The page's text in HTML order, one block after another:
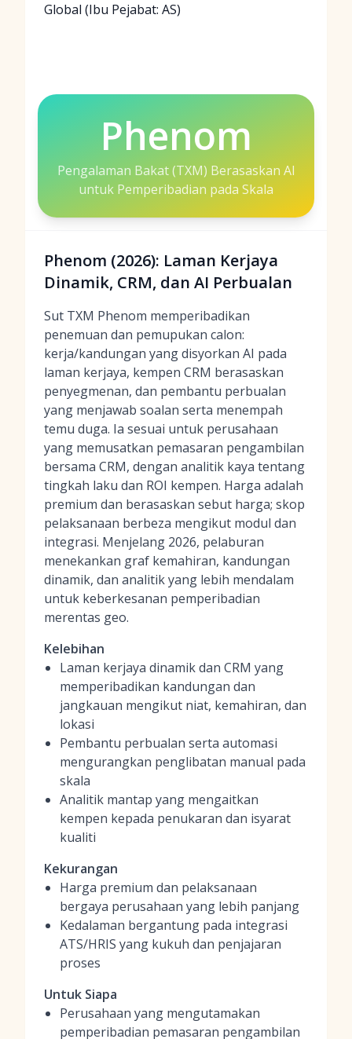
Global (Ibu Pejabat: AS)
Phenom
Pengalaman Bakat (TXM) Berasaskan AI
untuk Pemperibadian pada Skala
Phenom (2026): Laman Kerjaya
Dinamik, CRM, dan AI Perbualan
Sut TXM Phenom memperibadikan
penemuan dan pemupukan calon:
kerja/kandungan yang disyorkan AI pada
laman kerjaya, kempen CRM berasaskan
penyegmenan, dan pembantu perbualan
yang menjawab soalan serta menempah
temu duga. Ia sesuai untuk perusahaan
yang memusatkan pemasaran pengambilan
bersama CRM, dengan analitik kaya tentang
tingkah laku dan ROI kempen. Harga adalah
premium dan berasaskan sebut harga; skop
pelaksanaan berbeza mengikut modul dan
integrasi. Menjelang 2026, pelaburan
menekankan graf kemahiran, kandungan
dinamik, dan analitik yang lebih mendalam
untuk keberkesanan pemperibadian
merentas geo.
Kelebihan
Laman kerjaya dinamik dan CRM yang
memperibadikan kandungan dan
jangkauan mengikut niat, kemahiran, dan
lokasi
Pembantu perbualan serta automasi
mengurangkan penglibatan manual pada
skala
Analitik mantap yang mengaitkan
kempen kepada penukaran dan isyarat
kualiti
Kekurangan
Harga premium dan pelaksanaan
bergaya perusahaan yang lebih panjang
Kedalaman bergantung pada integrasi
ATS/HRIS yang kukuh dan penjajaran
proses
Untuk Siapa
Perusahaan yang mengutamakan
pemperibadian pemasaran pengambilan